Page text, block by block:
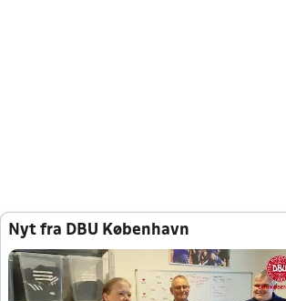
Nyt fra DBU København